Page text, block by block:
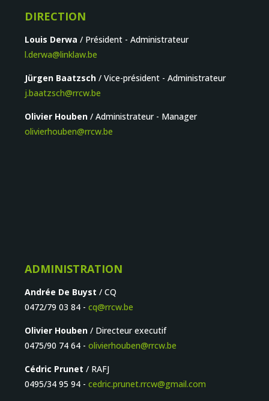
DIRECTION
Louis Derwa / Président - Administrateur
l.derwa@linklaw.be
Jürgen Baatzsch / Vice-président - Administrateur
j.baatzsch@rrcw.be
Olivier Houben / Administrateur - Manager
olivierhouben@rrcw.be
ADMINISTRATION
Andrée De Buyst / CQ
0472/79 03 84 - cq@rrcw.be
Olivier Houben / Directeur executif
0475/90 74 64 - olivierhouben@rrcw.be
Cédric Prunet / RAFJ
0495/34 95 94 - cedric.prunet.rrcw@gmail.com